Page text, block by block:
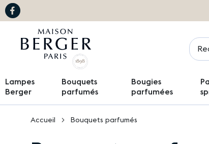
Lampes
Berger
Bouquets
parfumés
Bougies
parfumées
Accueil Bouquets parfumés